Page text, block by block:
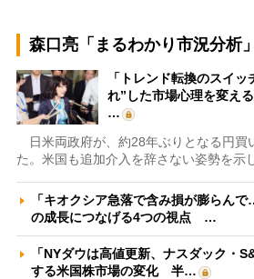
森口亮「まるわかり市況分析」
「トレンド転換のスイ
れ”した市場心理を変え
…
日米両政府が、約28年ぶりとなる円買
た。米国も追加介入を辞さない姿勢を示
「キオクシア急落で含み損が膨らん
の成長につなげる4つの視点 …
「NYダウは高値更新、ナスダック・
する米国株市場の変化 半…